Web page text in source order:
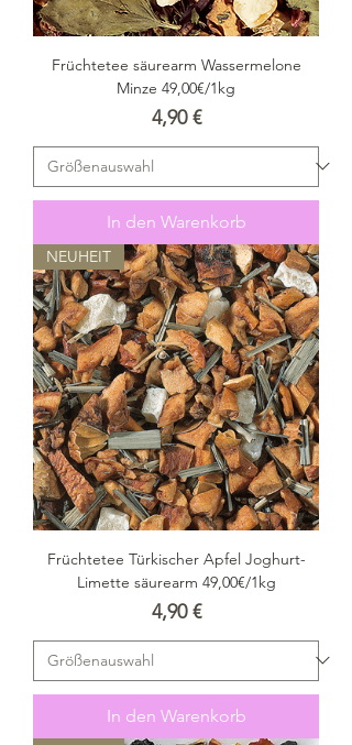
Früchtetee säurearm Wassermelone
Minze 49,00€/1kg
Preis
4,90 €
In den Warenkorb
NEUHEIT
Früchtetee Türkischer Apfel Joghurt-
Limette säurearm 49,00€/1kg
Preis
4,90 €
In den Warenkorb